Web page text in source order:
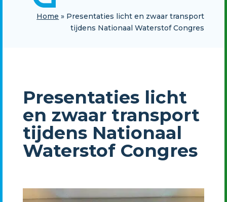
Home » Presentaties licht en zwaar transport
tijdens Nationaal Waterstof Congres
Presentaties licht
en zwaar transport
tijdens Nationaal
Waterstof Congres